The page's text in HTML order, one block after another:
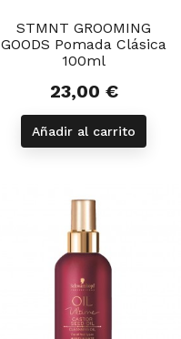
STMNT GROOMING
GOODS Pomada Clásica
100ml
Precio
23,00 €
Añadir al carrito